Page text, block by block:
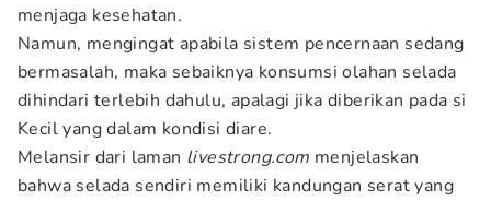
menjaga kesehatan.
Namun, mengingat apabila sistem pencernaan sedang
bermasalah, maka sebaiknya konsumsi olahan selada
dihindari terlebih dahulu, apalagi jika diberikan pada si
Kecil yang dalam kondisi diare.
Melansir dari laman livestrong.com menjelaskan
bahwa selada sendiri memiliki kandungan serat yang